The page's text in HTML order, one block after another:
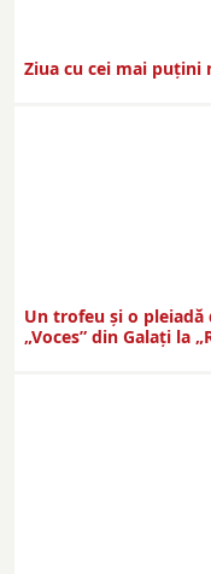
Ziua cu cei mai puțini
Un trofeu şi o
„Voces” din Galaţi la